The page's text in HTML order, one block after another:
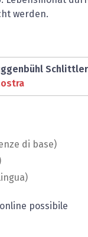
werden.
di base)
)
possibile